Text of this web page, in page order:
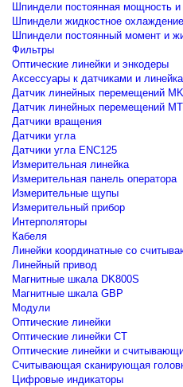
Шпиндели постоянная мощность
Шпиндели жидкостное
Шпиндели постоянный момент и
Фильтры
Оптические линейки и энкодеры
Аксессуары к датчиками и
Датчик линейных перемещений
Датчик линейных перемещений MT
Датчики вращения
Датчики угла
Датчики угла ENC125
Измерительная линейка
Измерительная панель оператора
Измерительные щупы
Измерительный прибор
Интерполяторы
Кабеля
Линейки координатные со
Линейный привод
Магнитные шкала DK800S
Магнитные шкала GBP
Модули
Оптические линейки
Оптические линейки CT
Оптические линейки и
Считывающая сканирующая
Цифровые индикаторы